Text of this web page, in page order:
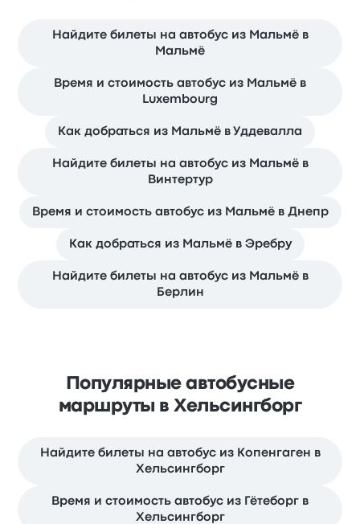
Найдите билеты на автобус из Мальмё в
Мальмё
Время и стоимость автобус из Мальмё в
Luxembourg
Как добраться из Мальмё в Уддевалла
Найдите билеты на автобус из Мальмё в
Винтертур
Время и стоимость автобус из Мальмё в Днепр
Как добраться из Мальмё в Эребру
Найдите билеты на автобус из Мальмё в
Берлин
Популярные автобусные
маршруты в Хельсингборг
Найдите билеты на автобус из Копенгаген в
Хельсингборг
Время и стоимость автобус из Гётеборг в
Хельсингборг